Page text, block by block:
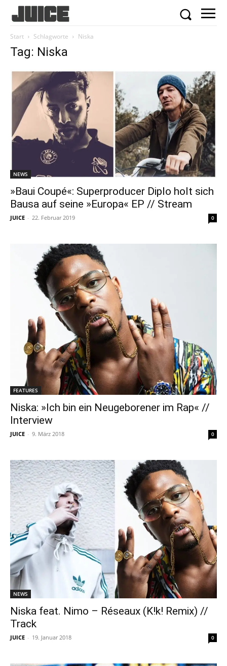
Start Schlagworte Niska
Tag: Niska
NEWS
»Baui Coupé«: Superproducer Diplo holt sich
Bausa auf seine »Europa« EP // Stream
JUICE - 22. Februar 2019 0
FEATURES
Niska: »Ich bin ein Neugeborener im Rap« //
Interview
JUICE - 9. März 2018 0
NEWS
Niska feat. Nimo – Réseaux (K!k! Remix) //
Track
JUICE - 19. Januar 2018 0